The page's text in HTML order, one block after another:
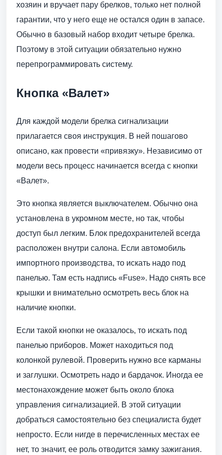
хозяин и вручает пару брелков, только нет полной
гарантии, что у него еще не остался один в запасе.
Обычно в базовый набор входит четыре брелка.
Поэтому в этой ситуации обязательно нужно
перепрограммировать систему.
Кнопка «Валет»
Для каждой модели брелка сигнализации
прилагается своя инструкция. В ней пошагово
описано, как провести «привязку». Независимо от
модели весь процесс начинается всегда с кнопки
«Валет».
Это кнопка является выключателем. Обычно она
установлена в укромном месте, но так, чтобы
доступ был легким. Блок предохранителей всегда
расположен внутри салона. Если автомобиль
импортного производства, то искать надо под
панелью. Там есть надпись «Fuse». Надо снять все
крышки и внимательно осмотреть весь блок на
наличие кнопки.
Если такой кнопки не оказалось, то искать под
панелью приборов. Может находиться под
колонкой рулевой. Проверить нужно все карманы
и заглушки. Осмотреть надо и бардачок. Иногда ее
местонахождение может быть около блока
управления сигнализацией. В этой ситуации
добраться самостоятельно без специалиста будет
непросто. Если нигде в перечисленных местах ее
нет, то значит, ее роль отводится замку зажигания.